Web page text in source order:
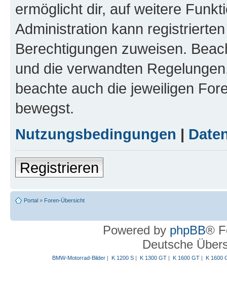
ermöglicht dir, auf weitere
Administration kann
Berechtigungen zuweisen.
und die verwandten
beachte auch die jeweiligen
bewegst.
Nutzungsbedingungen |
Registrieren
Portal » Foren-Übersicht
Powered by phpBB®
Deutsche
BMW-Motorrad-Bilder| K 1200 S| K 1300 GT| K 1600 GT| K 1600